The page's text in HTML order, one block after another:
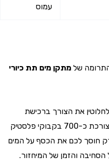
שלמתקן מים תת כיורי
את הצורך ברכישת
בקבוקי פלסטיק. משפחה ממוצעת צורכת כ-700 בקבוקי פלסטיק
לכם את הכסף על המים
והזמן של המיחזור.